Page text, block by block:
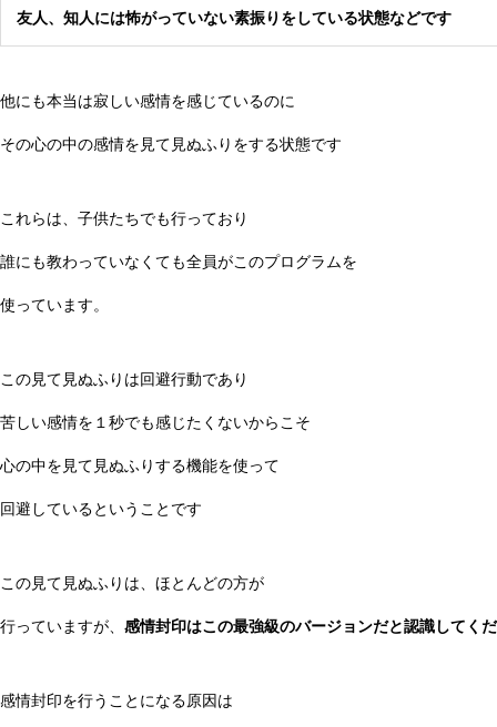
友人、知人には怖がっていない素振りをしている状態などです
他にも本当は寂しい感情を感じているのに
その心の中の感情を見て見ぬふりをする状態です
これらは、子供たちでも行っており
誰にも教わっていなくても全員がこのプログラムを
使っています。
この見て見ぬふりは回避行動であり
苦しい感情を１秒でも感じたくないからこそ
心の中を見て見ぬふりする機能を使って
回避しているということです
この見て見ぬふりは、ほとんどの方が
行っていますが、 感情封印はこの最強級のバージョンだと認識してく
感情封印を行うことになる原因は